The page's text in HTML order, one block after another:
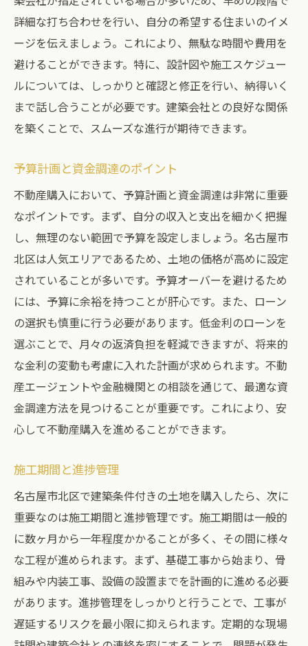
詳細な打ち合わせを行い、自分の希望する住まいのイメ
ージを伝えましょう。これにより、無駄な時間や費用を
避けることができます。特に、設計図や施工スケジュー
ルについては、しっかりと確認と修正を行い、納得いく
まで話し合うことが必要です。建築会社との良好な関係
を築くことで、スムーズな進行が期待できます。
予算計画と資金調達のポイント
不動産購入において、予算計画と資金調達は非常に重要
なポイントです。まず、自分の収入と支出を細かく把握
し、無理のない範囲で予算を設定しましょう。名古屋市
北区は人気エリアであるため、土地の価格が高めに設定
されていることが多いです。予算オーバーを避けるため
には、予算に余裕を持つことが肝心です。また、ローン
の選択も慎重に行う必要があります。低金利のローンを
選ぶことで、月々の返済負担を軽減できますが、将来的
な金利の変動も考慮に入れた計画が求められます。不動
産エージェントや金融機関との相談を通じて、最適な資
金調達方法を見つけることが重要です。これにより、安
心して不動産購入を進めることができます。
施工期間と進捗管理
名古屋市北区で建築条件付きの土地を購入したら、次に
重要なのは施工期間と進捗管理です。施工期間は一般的
に数ヶ月から一年程度かかることが多く、その間に様々
な工程が進められます。まず、基礎工事から始まり、骨
組みや内装工事、設備の設置までを計画的に進める必要
があります。進捗管理をしっかりと行うことで、工事が
遅延するリスクを最小限に抑えられます。定期的な現場